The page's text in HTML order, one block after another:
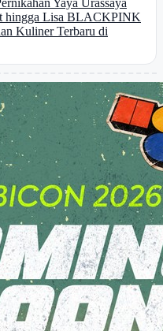
Yaya Urassaya
hingga Lisa BLACKPINK
Kuliner Terbaru di